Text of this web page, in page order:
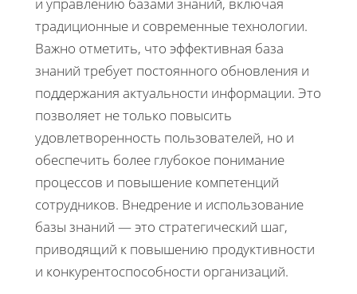
традиционные и современные технологии.
Важно отметить, что эффективная база
знаний требует постоянного обновления и
поддержания актуальности информации. Это
позволяет не только повысить
удовлетворенность пользователей, но и
обеспечить более глубокое понимание
процессов и повышение компетенций
сотрудников. Внедрение и использование
базы знаний — это стратегический шаг,
приводящий к повышению продуктивности
и конкурентоспособности организаций.